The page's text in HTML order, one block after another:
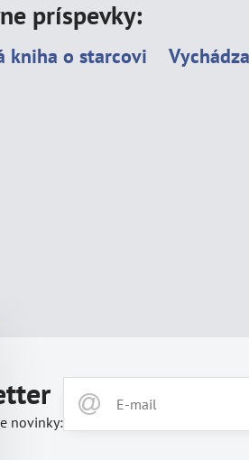
príspevky:
kniha o starcovi
novinky: